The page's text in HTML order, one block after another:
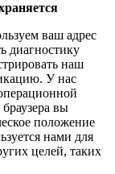
ваш адрес
диагностику
наш
У нас
вы
положение
нами для
целей, таких